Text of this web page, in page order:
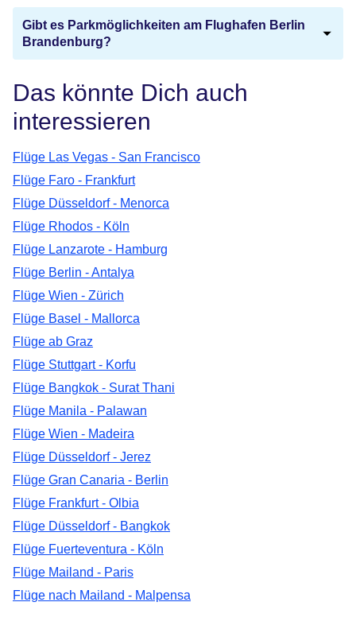
Gibt es Parkmöglichkeiten am Flughafen Berlin
Brandenburg?
Das könnte Dich auch
interessieren
Flüge Las Vegas - San Francisco
Flüge Faro - Frankfurt
Flüge Düsseldorf - Menorca
Flüge Rhodos - Köln
Flüge Lanzarote - Hamburg
Flüge Berlin - Antalya
Flüge Wien - Zürich
Flüge Basel - Mallorca
Flüge ab Graz
Flüge Stuttgart - Korfu
Flüge Bangkok - Surat Thani
Flüge Manila - Palawan
Flüge Wien - Madeira
Flüge Düsseldorf - Jerez
Flüge Gran Canaria - Berlin
Flüge Frankfurt - Olbia
Flüge Düsseldorf - Bangkok
Flüge Fuerteventura - Köln
Flüge Mailand - Paris
Flüge nach Mailand - Malpensa